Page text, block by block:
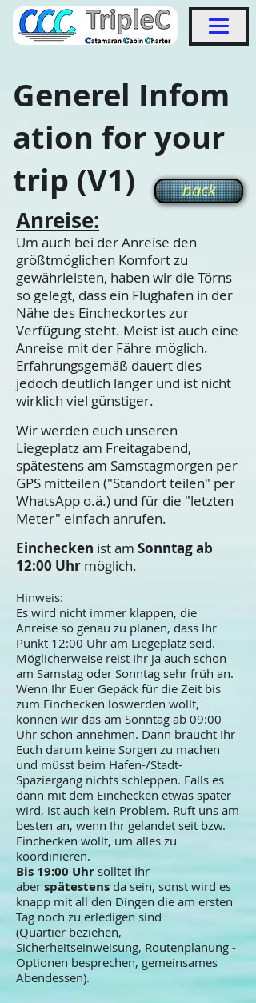
Generel Infom
ation for your
trip (V1)
back
Anreise:
Um auch bei derAnreise den
größtmöglichen Komfort zu
gewährleisten, haben wir die Törns
so gelegt, dass ein Flughafen in der
Nähe des Eincheckortes zur
Verfügung steht. Meist ist auch eine
Anreise mit der Fähre möglich.
Erfahrungsgemäß dauert dies
jedoch deutlich länger und ist nicht
wirklich viel günstiger.
Wir werden euch unseren
Liegeplatz am Freitagabend,
spätestens am Samstagmorgen per
GPS mitteilen ("Standort teilen" per
WhatsApp o.ä.) und für die "letzten
Meter" einfach anrufen.
Einchecken ist am Sonntag ab
12:00 Uhr möglich.
Hinweis:
Es wird nicht immer klappen, die
Anreise so genau zu planen, dass Ihr
Punkt 12:00 Uhr am Liegeplatz seid.
Möglicherweise reist Ihr ja auch schon
am Samstag oder Sonntag sehr früh an.
Wenn Ihr Euer Gepäck für die Zeit bis
zum Einchecken loswerden wollt,
können wir das am Sonntag ab 09:00
Uhr schon annehmen. Dann braucht Ihr
Euch darum keine Sorgen zu machen
und müsst beim Hafen-/Stadt-
Spaziergang nichts schleppen. Falls es
dann mit dem Einchecken etwas später
wird, ist auch kein Problem. Ruft uns am
besten an, wenn Ihr gelandet seit bzw.
Einchecken wollt, um alles zu
koordinieren.
Bis 19:00 Uhr solltet Ihr
aber spätestens da sein, sonst wird es
knapp mit all den Dingen die am ersten
Tag noch zu erledigen sind
(Quartier beziehen,
Sicherheitseinweisung, Routenplanung -
Optionen besprechen, gemeinsames
Abendessen).